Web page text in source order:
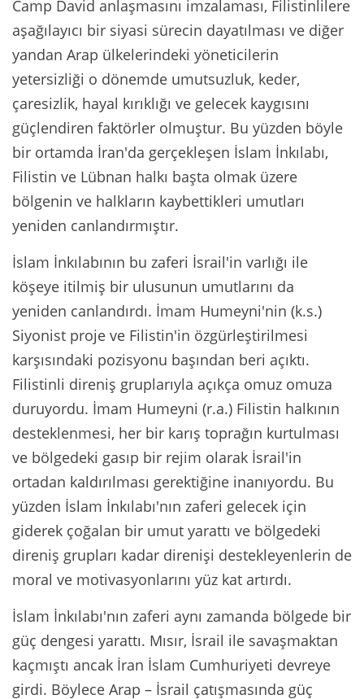
Camp David anlaşmasını imzalaması, Filistinlilere
aşağılayıcı bir siyasi sürecin dayatılması ve diğer
yandan Arap ülkelerindeki yöneticilerin
yetersizliği o dönemde umutsuzluk, keder,
çaresizlik, hayal kırıklığı ve gelecek kaygısını
güçlendiren faktörler olmuştur. Bu yüzden böyle
bir ortamda İran'da gerçekleşen İslam İnkılabı,
Filistin ve Lübnan halkı başta olmak üzere
bölgenin ve halkların kaybettikleri umutları
yeniden canlandırmıştır.
İslam İnkılabının bu zaferi İsrail'in varlığı ile
köşeye itilmiş bir ulusunun umutlarını da
yeniden canlandırdı. İmam Humeyni'nin (k.s.)
Siyonist proje ve Filistin'in özgürleştirilmesi
karşısındaki pozisyonu başından beri açıktı.
Filistinli direniş gruplarıyla açıkça omuz omuza
duruyordu. İmam Humeyni (r.a.) Filistin halkının
desteklenmesi, her bir karış toprağın kurtulması
ve bölgedeki gasıp bir rejim olarak İsrail'in
ortadan kaldırılması gerektiğine inanıyordu. Bu
yüzden İslam İnkılabı'nın zaferi gelecek için
giderek çoğalan bir umut yarattı ve bölgedeki
direniş grupları kadar direnişi destekleyenlerin de
moral ve motivasyonlarını yüz kat artırdı.
İslam İnkılabı'nın zaferi aynı zamanda bölgede bir
güç dengesi yarattı. Mısır, İsrail ile savaşmaktan
kaçmıştı ancak İran İslam Cumhuriyeti devreye
girdi. Böylece Arap – İsrail çatışmasında güç